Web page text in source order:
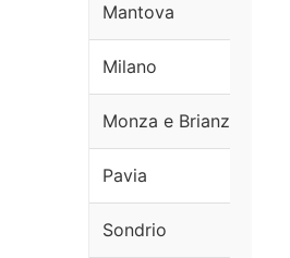
Mantova
Milano
Monza e Brianza
Pavia
Sondrio